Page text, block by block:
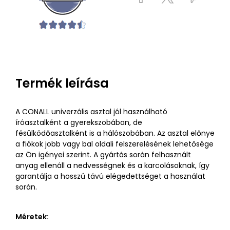
Termék leírása
A CONALL univerzális asztal jól használható
íróasztalként a gyerekszobában, de
fésülködőasztalként is a hálószobában. Az asztal előnye
a fiókok jobb vagy bal oldali felszerelésének lehetősége
az Ön igényei szerint. A gyártás során felhasznált
anyag ellenáll a nedvességnek és a karcolásoknak, így
garantálja a hosszú távú elégedettséget a használat
során.
Méretek: